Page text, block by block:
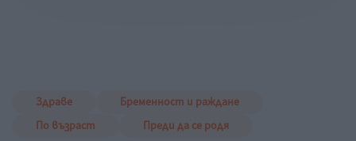
Здраве
Бременност и раждане
По възраст
Преди да се родя